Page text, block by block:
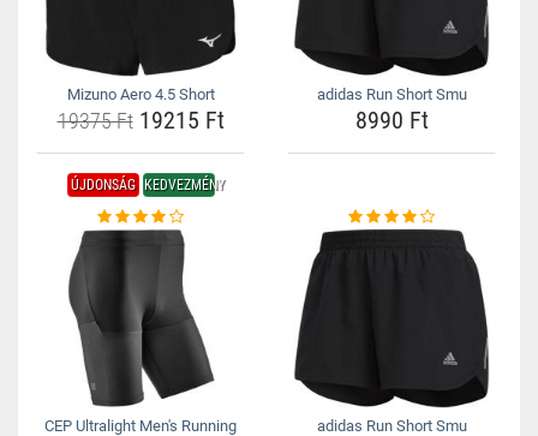
Mizuno Aero 4.5 Short
19375 Ft19215 Ft
adidas Run Short Smu
8990 Ft
ÚJDONSÁG KEDVEZMÉNY
CEP Ultralight Men's Running
adidas Run Short Smu